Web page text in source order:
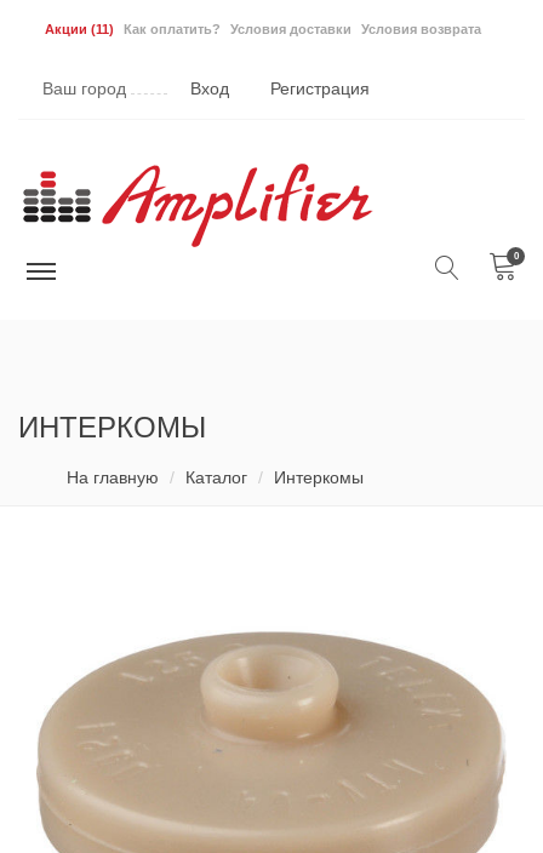
Акции (11) Как оплатить? Условия доставки Условия возврата
Ваш город Вход Регистрация
0
ИНТЕРКОМЫ
На главную Каталог Интеркомы